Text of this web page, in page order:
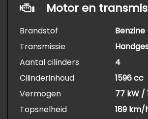
Motor en
Brandstof
Benzine
Transmissie
Aantal cilinders
4
Cilinderinhoud
1596 cc
Vermogen
77 kW /
Topsnelheid
189 km/